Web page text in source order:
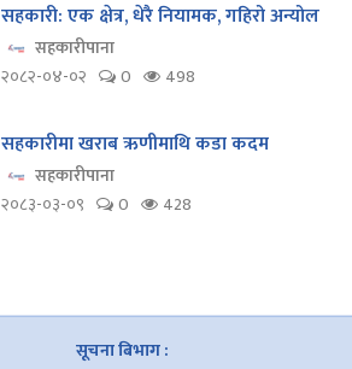
सहकारी: एक क्षेत्र, धेरै नियामक, गहिरो अन्योल
सहकारीपाना
२०८२-०४-०२
0 498
सहकारीमा खराब ऋणीमाथि कडा कदम
सहकारीपाना
२०८३-०३-०९
0 428
सूचना बिभाग :